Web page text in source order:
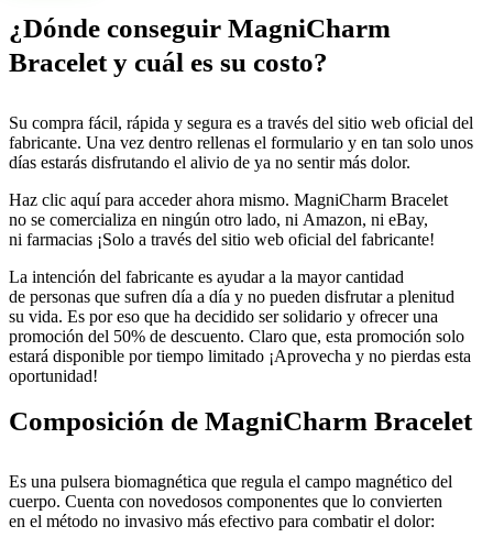
¿Dónde conseguir MagniCharm
Bracelet y cuál es su costo?
Su compra fácil, rápida y segura es a través del sitio web oficial del
fabricante. Una vez dentro rellenas el formulario y en tan solo unos
días estarás disfrutando el alivio de ya no sentir más dolor.
Haz clic aquí para acceder ahora mismo. MagniCharm Bracelet
no se comercializa en ningún otro lado, ni Amazon, ni eBay,
ni farmacias ¡Solo a través del sitio web oficial del fabricante!
La intención del fabricante es ayudar a la mayor cantidad
de personas que sufren día a día y no pueden disfrutar a plenitud
su vida. Es por eso que ha decidido ser solidario y ofrecer una
promoción del 50% de descuento. Claro que, esta promoción solo
estará disponible por tiempo limitado ¡Aprovecha y no pierdas esta
oportunidad!
Composición de MagniCharm Bracelet
Es una pulsera biomagnética que regula el campo magnético del
cuerpo. Cuenta con novedosos componentes que lo convierten
en el método no invasivo más efectivo para combatir el dolor: